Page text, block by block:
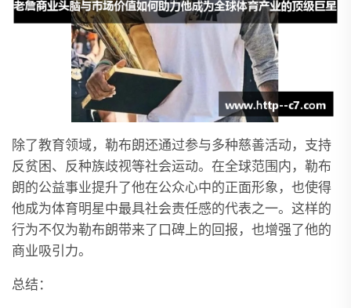
除了教育领域，勒布朗还通过参与多种慈善活动，支持
反贫困、反种族歧视等社会运动。在全球范围内，勒布
朗的公益事业提升了他在公众心中的正面形象，也使得
他成为体育明星中最具社会责任感的代表之一。这样的
行为不仅为勒布朗带来了口碑上的回报，也增强了他的
商业吸引力。
总结：